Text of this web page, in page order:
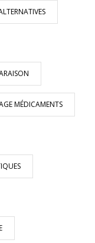
MÉDICAMENTS